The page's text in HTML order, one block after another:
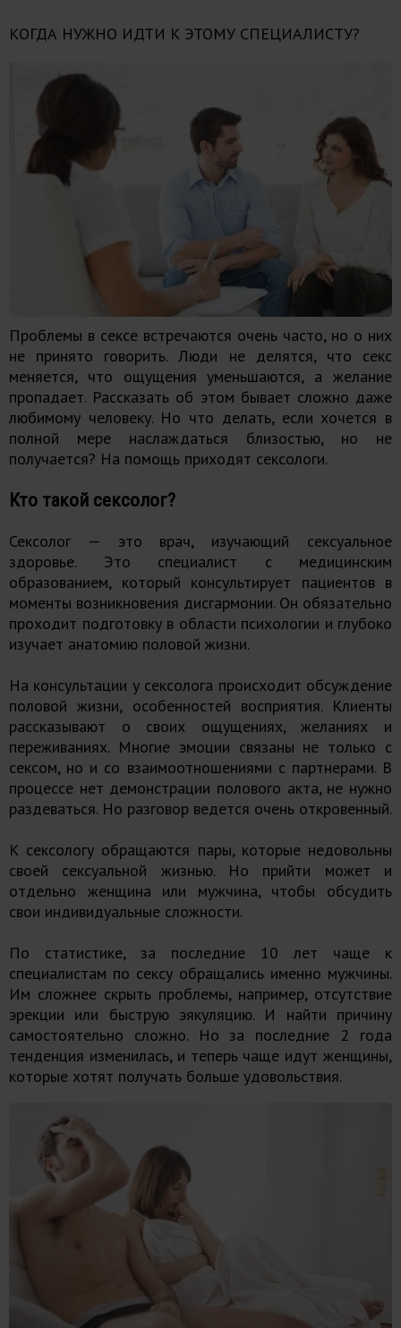
КОГДА НУЖНО ИДТИ К ЭТОМУ СПЕЦИАЛИСТУ?
Проблемы в сексе встречаются очень часто, но о них
не принято говорить. Люди не делятся, что секс
меняется, что ощущения уменьшаются, а желание
пропадает. Рассказать об этом бывает сложно даже
любимому человеку. Но что делать, если хочется в
полной мере наслаждаться близостью, но не
получается? На помощь приходят сексологи.
Кто такой сексолог?
Сексолог — это врач, изучающий сексуальное
здоровье. Это специалист с медицинским
образованием, который консультирует пациентов в
моменты возникновения дисгармонии. Он обязательно
проходит подготовку в области психологии и глубоко
изучает анатомию половой жизни.
На консультации у сексолога происходит обсуждение
половой жизни, особенностей восприятия. Клиенты
рассказывают о своих ощущениях, желаниях и
переживаниях. Многие эмоции связаны не только с
сексом, но и со взаимоотношениями с партнерами. В
процессе нет демонстрации полового акта, не нужно
раздеваться. Но разговор ведется очень откровенный.
К сексологу обращаются пары, которые недовольны
своей сексуальной жизнью. Но прийти может и
отдельно женщина или мужчина, чтобы обсудить
свои индивидуальные сложности.
По статистике, за последние 10 лет чаще к
специалистам по сексу обращались именно мужчины.
Им сложнее скрыть проблемы, например, отсутствие
эрекции или быструю эякуляцию. И найти причину
самостоятельно сложно. Но за последние 2 года
тенденция изменилась, и теперь чаще идут женщины,
которые хотят получать больше удовольствия.